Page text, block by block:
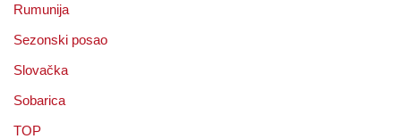
Rumunija
Sezonski posao
Slovačka
Sobarica
TOP